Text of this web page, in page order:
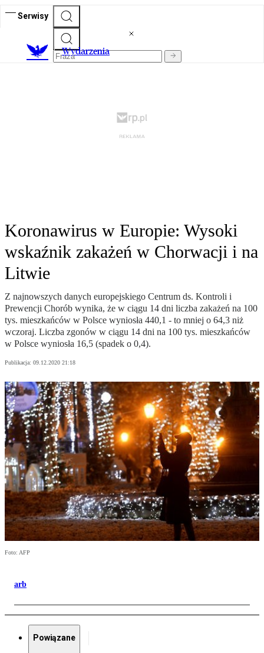
Serwisy
Wydarzenia
Koronawirus w Europie: Wysoki
wskaźnik zakażeń w Chorwacji i na
Litwie
Z najnowszych danych europejskiego Centrum ds. Kontroli i
Prewencji Chorób wynika, że w ciągu 14 dni liczba zakażeń na 100
tys. mieszkańców w Polsce wyniosła 440,1 - to mniej o 64,3 niż
wczoraj. Liczba zgonów w ciągu 14 dni na 100 tys. mieszkańców
w Polsce wyniosła 16,5 (spadek o 0,4).
Publikacja: 09.12.2020 21:18
Foto: AFP
arb
Powiązane